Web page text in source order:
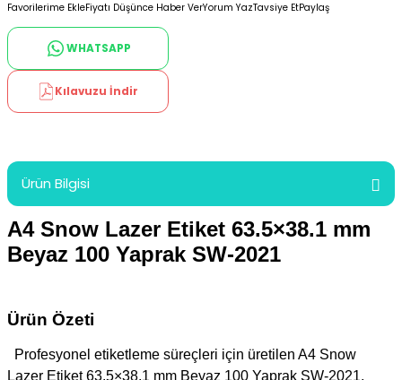
Fiyatı Düşünce Haber VerYorum YazTavsiye EtPaylaş
WHATSAPP
Kılavuzu İndir
Ürün Bilgisi
A4 Snow Lazer Etiket 63.5×38.1 mm
Beyaz 100 Yaprak SW-2021
Ürün Özeti
Profesyonel etiketleme süreçleri için üretilen A4 Snow
Lazer Etiket 63.5×38.1 mm Beyaz 100 Yaprak SW-2021,